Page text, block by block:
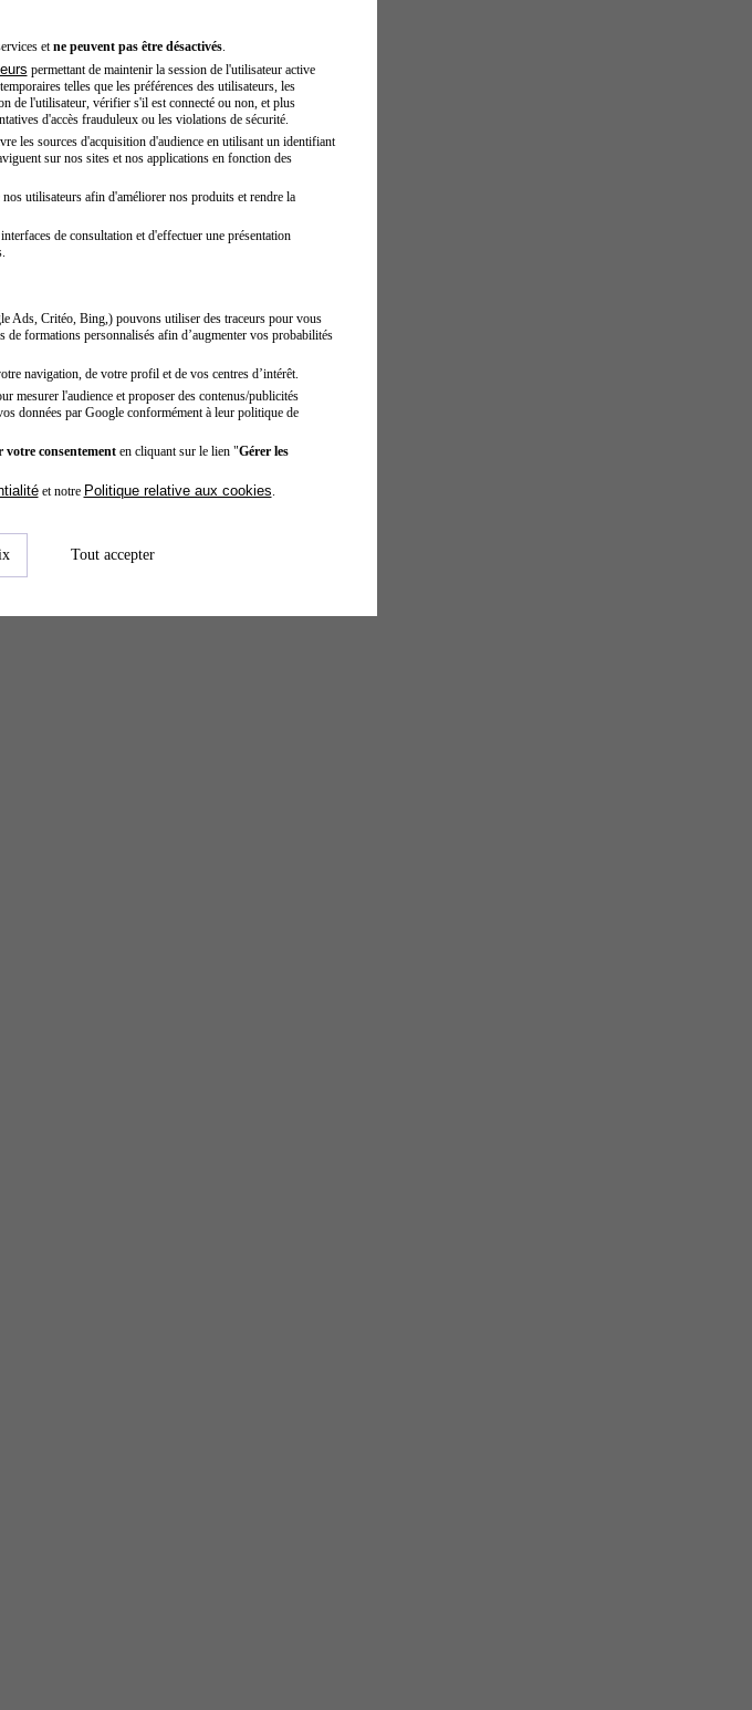
et ne peuvent pas être désactivés.
permettant de maintenir la session de l'utilisateur active
telles que les préférences des utilisateurs, les
de l'utilisateur, vérifier s'il est connecté ou non, et plus
d'accès frauduleux ou les violations de sécurité.
les sources d'acquisition d'audience en utilisant un identifiant
sur nos sites et nos applications en fonction des
utilisateurs afin d'améliorer nos produits et rendre la
de consultation et d'effectuer une présentation
Ads, Critéo, Bing,) pouvons utiliser des traceurs pour vous
formations personnalisés afin d’augmenter vos probabilités
navigation, de votre profil et de vos centres d’intérêt.
mesurer l'audience et proposer des contenus/publicités
données par Google conformément à leur politique de
votre consentementen cliquant sur le lien "Gérer les
et notre Politique relative aux cookies
Tout accepter